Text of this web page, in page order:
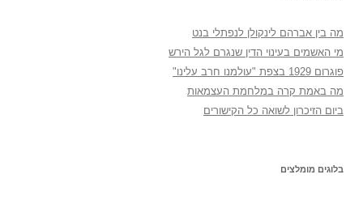
מה בין אברהם לינקולן לנפתלי בנט
מי האשמים בעינוי הדין שנגרם לגל הירש
פוגרום 1929 בצפת "עולמנו חרב עלינו"
מה באמת קרה במלחמת העצמאות
ביום הזיכרון לשואה כל הקישורים
בלוגים מומלצים